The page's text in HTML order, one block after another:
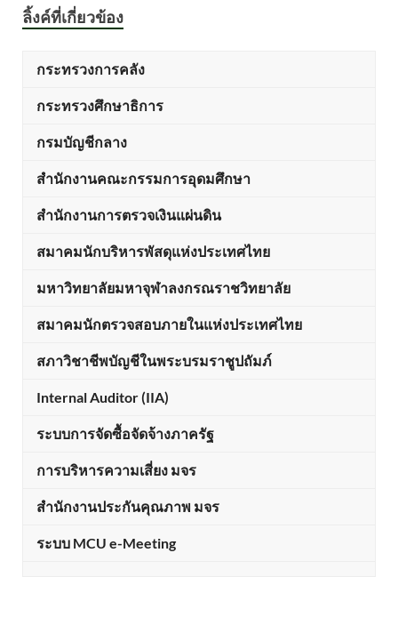
ลิ้งค์ที่เกี่ยวข้อง
กระทรวงการคลัง
กระทรวงศึกษาธิการ
กรมบัญชีกลาง
สำนักงานคณะกรรมการอุดมศึกษา
สำนักงานการตรวจเงินแผ่นดิน
สมาคมนักบริหารพัสดุแห่งประเทศไทย
มหาวิทยาลัยมหาจุฬาลงกรณราชวิทยาลัย
สมาคมนักตรวจสอบภายในแห่งประเทศไทย
สภาวิชาชีพบัญชีในพระบรมราชูปถัมภ์
Internal Auditor (IIA)
ระบบการจัดซื้อจัดจ้างภาครัฐ
การบริหารความเสี่ยง มจร
สำนักงานประกันคุณภาพ มจร
ระบบ MCU e-Meeting